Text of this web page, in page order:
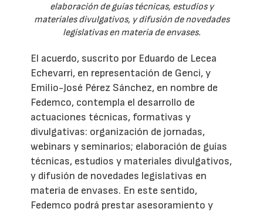
elaboración de guías técnicas, estudios y
materiales divulgativos, y difusión de novedades
legislativas en materia de envases.
El acuerdo, suscrito por Eduardo de Lecea
Echevarri, en representación de Genci, y
Emilio-José Pérez Sánchez, en nombre de
Fedemco, contempla el desarrollo de
actuaciones técnicas, formativas y
divulgativas: organización de jornadas,
webinars y seminarios; elaboración de guías
técnicas, estudios y materiales divulgativos,
y difusión de novedades legislativas en
materia de envases. En este sentido,
Fedemco podrá prestar asesoramiento y